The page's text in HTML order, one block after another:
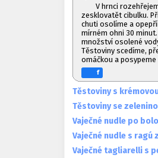
V hrnci
zesklovatět cibulku.
chuti osolíme a
mírném ohni 30
množství osolené
Těstoviny scedíme,
omáčkou a
f
Těstoviny s
Těstoviny se
Vaječné nudle po
Vaječné nudle s ragú
Vaječné tagliarelli s